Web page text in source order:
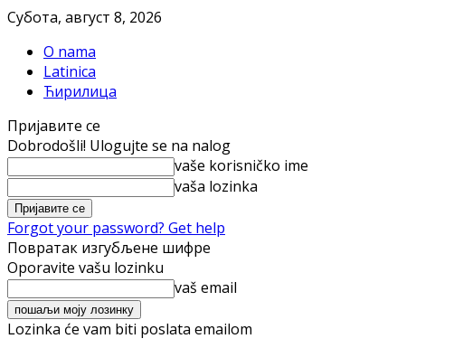
Субота, август 8, 2026
O nama
Latinica
Ћирилица
Пријавите се
Dobrodošli! Ulogujte se na nalog
vaše korisničko ime
vaša lozinka
Forgot your password? Get help
Повратак изгубљене шифре
Oporavite vašu lozinku
vaš email
Lozinka će vam biti poslata emailom